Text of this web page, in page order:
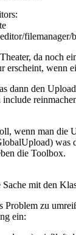
da noch
erscheint, wenn
dann den
wenn man die
was
die Toolbox.
mit den
Problem zu
ein: